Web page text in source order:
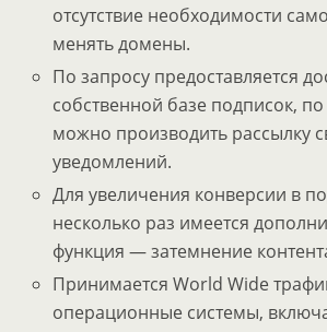
отсутствие необходимости
менять домены.
По запросу предоставляется
собственной базе подписок,
можно производить рассылку
уведомлений.
Для увеличения конверсии в
несколько раз имеется
функция — затемнение
Принимается World Wide
операционные системы,